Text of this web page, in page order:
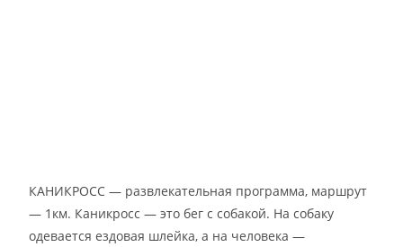
КАНИКРОСС — развлекательная программа, маршрут
— 1км. Каникросс — это бег с собакой. На собаку
одевается ездовая шлейка, а на человека —